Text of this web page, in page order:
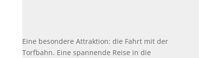
Eine besondere Attraktion: die Fahrt mit der
Torfbahn. Eine spannende Reise in die